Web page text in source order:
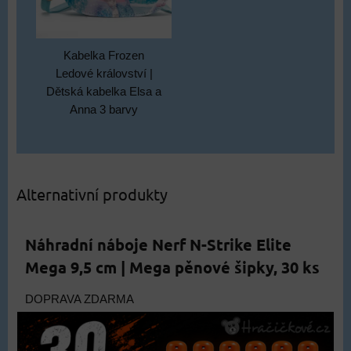
Kabelka Frozen
Ledové království |
Dětská kabelka Elsa a
Anna 3 barvy
Alternativní produkty
Náhradní náboje Nerf N-Strike Elite
Mega 9,5 cm | Mega pěnové šipky, 30 ks
DOPRAVA ZDARMA